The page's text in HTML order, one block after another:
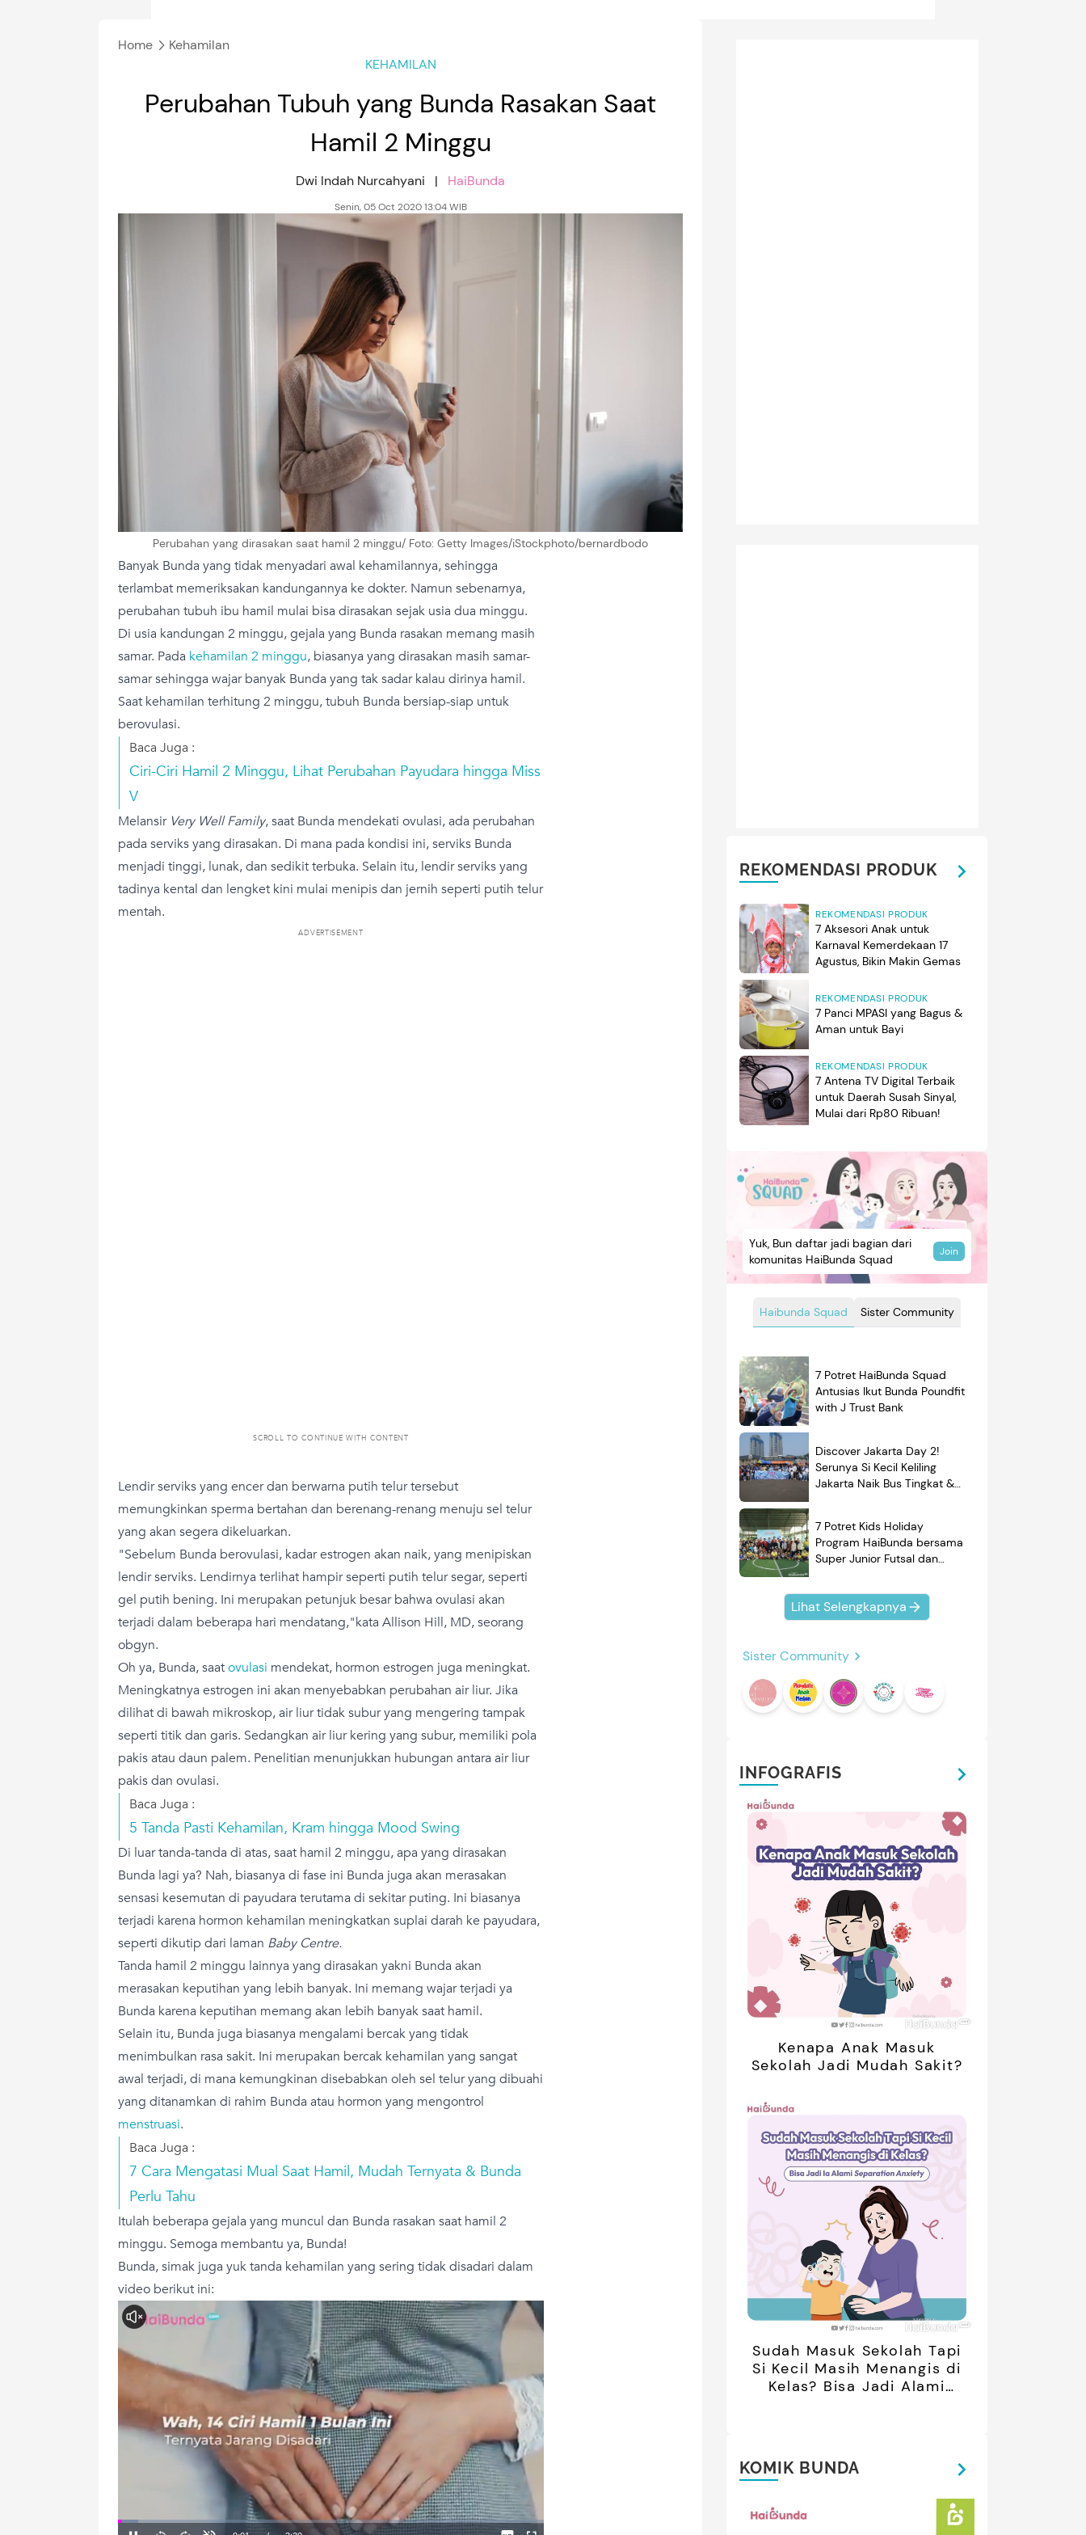
Home
Kehamilan
KEHAMILAN
Perubahan Tubuh yang Bunda Rasakan Saat
Hamil 2 Minggu
Dwi Indah Nurcahyani | HaiBunda
Senin, 05 Oct 2020 13:04 WIB
Perubahan yang dirasakan saat hamil 2 minggu/ Foto: Getty Images/iStockphoto/bernardbodo
Banyak Bunda yang tidak menyadari awal kehamilannya, sehingga
terlambat memeriksakan kandungannya ke dokter. Namun sebenarnya,
perubahan tubuh ibu hamil mulai bisa dirasakan sejak usia dua minggu.
Di usia kandungan 2 minggu, gejala yang Bunda rasakan memang masih
samar. Pada kehamilan 2 minggu, biasanya yang dirasakan masih samar-
samar sehingga wajar banyak Bunda yang tak sadar kalau dirinya hamil.
Saat kehamilan terhitung 2 minggu, tubuh Bunda bersiap-siap untuk
berovulasi.
Baca Juga :
Ciri-Ciri Hamil 2 Minggu, Lihat Perubahan Payudara hingga Miss
V
Melansir Very Well Family, saat Bunda mendekati ovulasi, ada perubahan
pada serviks yang dirasakan. Di mana pada kondisi ini, serviks Bunda
menjadi tinggi, lunak, dan sedikit terbuka. Selain itu, lendir serviks yang
tadinya kental dan lengket kini mulai menipis dan jernih seperti putih telur
mentah.
ADVERTISEMENT
SCROLL TO CONTINUE WITH CONTENT
Lendir serviks yang encer dan berwarna putih telur tersebut
memungkinkan sperma bertahan dan berenang-renang menuju sel telur
yang akan segera dikeluarkan.
"Sebelum Bunda berovulasi, kadar estrogen akan naik, yang menipiskan
lendir serviks. Lendirnya terlihat hampir seperti putih telur segar, seperti
gel putih bening. Ini merupakan petunjuk besar bahwa ovulasi akan
terjadi dalam beberapa hari mendatang,"kata Allison Hill, MD, seorang
obgyn.
Oh ya, Bunda, saatovulasi mendekat, hormon estrogen juga meningkat.
Meningkatnya estrogen ini akan menyebabkan perubahan air liur. Jika
dilihat di bawah mikroskop, air liur tidak subur yang mengering tampak
seperti titik dan garis. Sedangkan air liur kering yang subur, memiliki pola
pakis atau daun palem. Penelitian menunjukkan hubungan antara air liur
pakis dan ovulasi.
Baca Juga :
5 Tanda Pasti Kehamilan, Kram hingga Mood Swing
Di luar tanda-tanda di atas, saat hamil 2 minggu, apa yang dirasakan
Bunda lagi ya? Nah, biasanya di fase ini Bunda juga akan merasakan
sensasi kesemutan di payudara terutama di sekitar puting. Ini biasanya
terjadi karena hormon kehamilan meningkatkan suplai darah ke payudara,
seperti dikutip dari laman Baby Centre.
Tanda hamil 2 minggu lainnya yang dirasakan yakni Bunda akan
merasakan keputihan yang lebih banyak. Ini memang wajar terjadi ya
Bunda karena keputihan memang akan lebih banyak saat hamil.
Selain itu, Bunda juga biasanya mengalami bercak yang tidak
menimbulkan rasa sakit. Ini merupakan bercak kehamilan yang sangat
awal terjadi, di mana kemungkinan disebabkan oleh sel telur yang dibuahi
yang ditanamkan di rahim Bunda atau hormon yang mengontrol
menstruasi.
Baca Juga :
7 Cara Mengatasi Mual Saat Hamil, Mudah Ternyata & Bunda
Perlu Tahu
Itulah beberapa gejala yang muncul dan Bunda rasakan saat hamil 2
minggu. Semoga membantu ya, Bunda!
Bunda, simak juga yuk tanda kehamilan yang sering tidak disadari dalam
video berikut ini:
REKOMENDASI PRODUK
REKOMENDASI PRODUK
7 Aksesori Anak untuk
Karnaval Kemerdekaan 17
Agustus, Bikin Makin Gemas
REKOMENDASI PRODUK
7 Panci MPASI yang Bagus &
Aman untuk Bayi
REKOMENDASI PRODUK
7 Antena TV Digital Terbaik
untuk Daerah Susah Sinyal,
Mulai dari Rp80 Ribuan!
Haibunda Squad Sister Community
Yuk, Bun daftar jadi bagian dari
komunitas HaiBunda Squad
Join
7 Potret HaiBunda Squad
Antusias Ikut Bunda Poundfit
with J Trust Bank
Discover Jakarta Day 2!
Serunya Si Kecil Keliling
Jakarta Naik Bus Tingkat &
7 Potret Kids Holiday
Program HaiBunda bersama
Super Junior Futsal dan
Kompak Banget!
Lihat Selengkapnya
Sister Community
INFOGRAFIS
Kenapa Anak Masuk
Sekolah Jadi Mudah Sakit?
Sudah Masuk Sekolah Tapi
Si Kecil Masih Menangis di
Kelas? Bisa Jadi Alami
KOMIK BUNDA